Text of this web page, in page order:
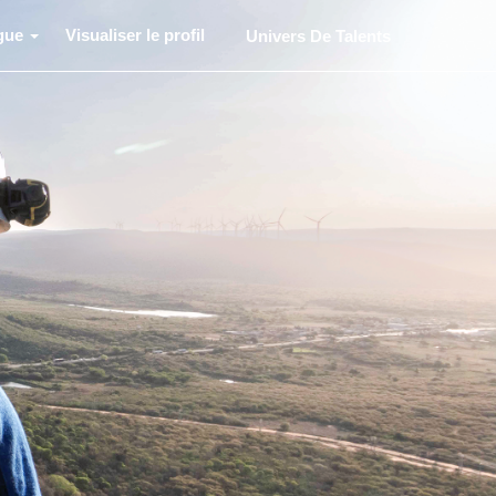
Visualiser le profil Univers De Talents